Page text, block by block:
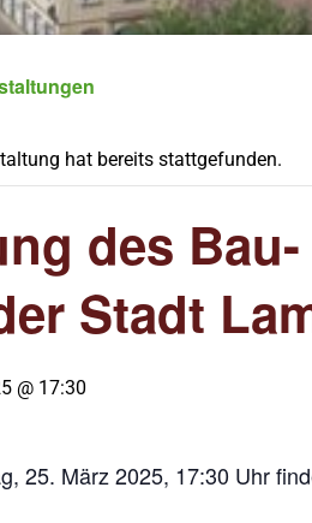
hat bereits stattgefunden.
des
Stadt
@ 17:30
25. März 2025, 17:30 Uhr